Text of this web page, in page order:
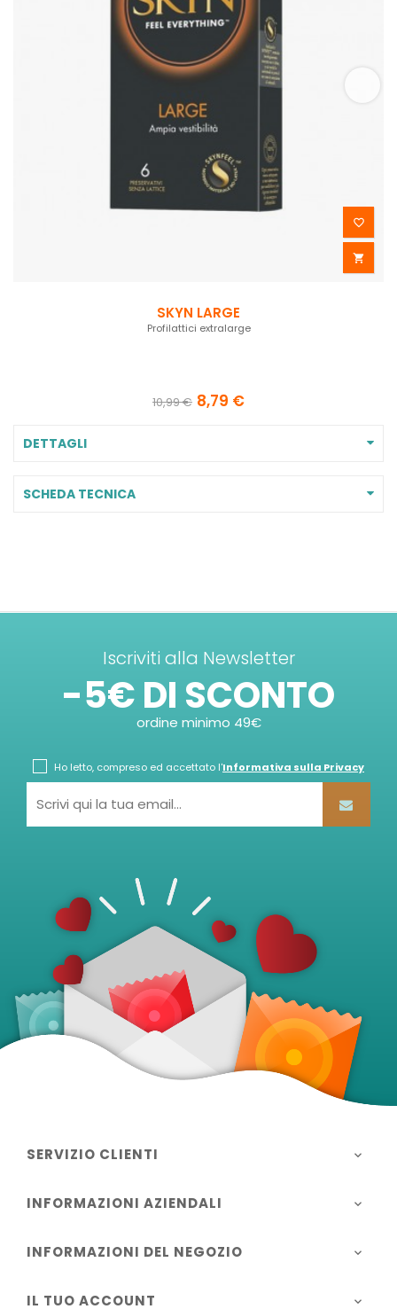


SKYN LARGE
Profilattici extralarge
10,99 € 8,79 €
DETTAGLI
SCHEDA TECNICA
Iscriviti alla Newsletter
-5€ DI SCONTO
ordine minimo 49€
Ho letto, compreso ed accettato l'Informativa sulla Privacy
SERVIZIO CLIENTI 
INFORMAZIONI AZIENDALI 
INFORMAZIONI DEL NEGOZIO 
IL TUO ACCOUNT 